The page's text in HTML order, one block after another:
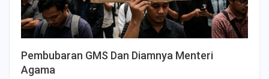
Pembubaran GMS Dan Diamnya Menteri
Agama